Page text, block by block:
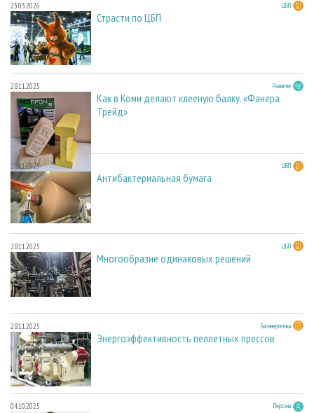
23.03.2026 ЦБП
Страсти по ЦБП
28.11.2025 Развитие
Как в Коми делают клееную балку. «Фанера
Трейд»
28.11.2025 ЦБП
Антибактериальная бумага
28.11.2025 ЦБП
Многообразие одинаковых решений
28.11.2025 Биоэнергетика
Энергоэффективность пеллетных прессов
04.10.2025 Персона